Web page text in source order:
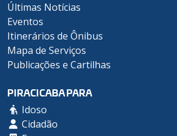
Últimas Notícias
Eventos
Itinerários de Ônibus
Mapa de Serviços
Publicações e Cartilhas
PIRACICABA PARA
Idoso
Cidadão